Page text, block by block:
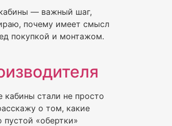
— важный шаг,
почему имеет смысл
покупкой и монтажом.
стали не просто
о том, какие
«обертки»